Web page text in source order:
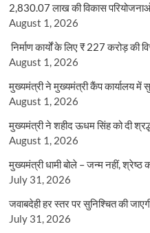
2,830.07 लाख की विकास परियोजनाओं
August 1, 2026
निर्माण कार्यों के लिए ₹ 227 करोड़ की
August 1, 2026
मुख्यमंत्री ने मुख्यमंत्री कैंप कार्यालय में
August 1, 2026
मुख्यमंत्री ने शहीद ऊधम सिंह को दी
August 1, 2026
मुख्यमंत्री धामी बोले – जन्म नहीं, श्रेष्ठ
July 31, 2026
जवाबदेही हर स्तर पर सुनिश्चित की
July 31, 2026